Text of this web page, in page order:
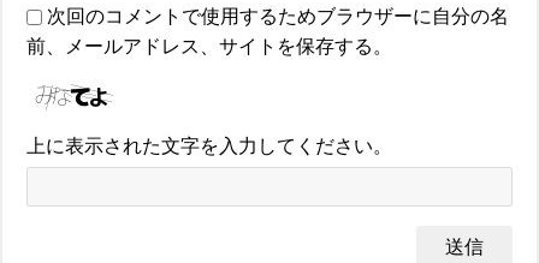
次回のコメントで使用するためブラウザーに自分の名
前、メールアドレス、サイトを保存する。
上に表示された文字を入力してください。